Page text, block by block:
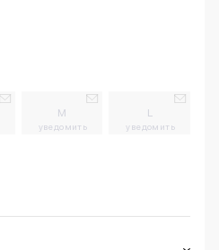
M
уведомить
L
уведомить